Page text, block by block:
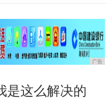
广告
是这么解决的